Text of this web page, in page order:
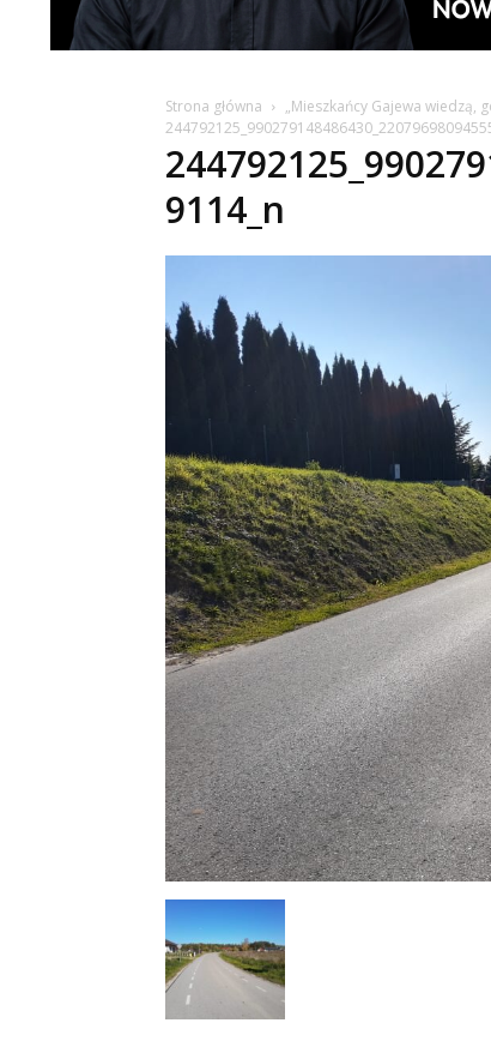
Strona główna
„Mieszkańcy Gajewa wiedzą,
9114_n